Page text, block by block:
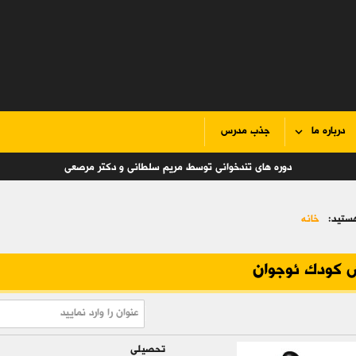
درباره ما جذب مدرس
دوره های تندخوانی توسط مریم سلطانی و دکتر مرصعی
خانه
کودک ئوجوان
تحصیلی